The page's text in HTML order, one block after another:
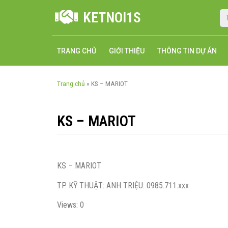
KETNOI1S
TRANG CHỦ GIỚI THIỆU THÔNG TIN DỰ ÁN
Trang chủ » KS – MARIOT
KS – MARIOT
KS – MARIOT
TP. KỸ THUẬT: ANH TRIỆU: 0985.711.xxx
Views: 0